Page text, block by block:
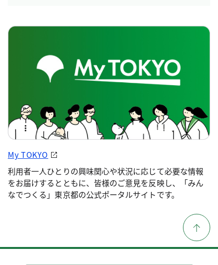
My TOKYO
利用者一人ひとりの興味関心や状況に応じて必要な情報
をお届けするとともに、皆様のご意見を反映し、「みん
なでつくる」東京都の公式ポータルサイトです。